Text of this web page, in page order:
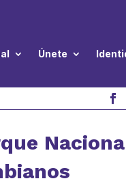
Únete